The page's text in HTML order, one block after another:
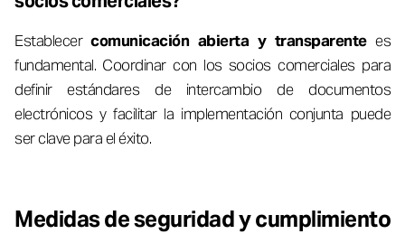
Establecercomunicación abierta y transparentees
fundamental. Coordinar con los socios comerciales para
definir estándares de intercambio de documentos
electrónicos y facilitar la implementación conjunta puede
ser clave para el éxito.
Medidas de seguridad y cumplimiento